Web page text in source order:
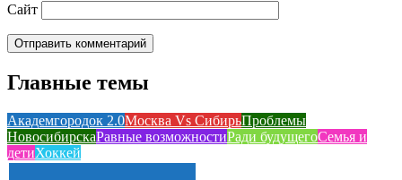
Сайт
Главные темы
Академгородок 2.0Москва Vs СибирьПроблемы
НовосибирскаРавные возможностиРади будущегоСемья и
детиХоккей